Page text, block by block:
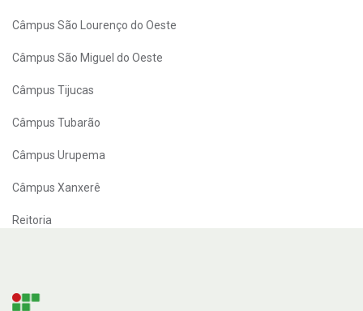
Câmpus São Lourenço do Oeste
Câmpus São Miguel do Oeste
Câmpus Tijucas
Câmpus Tubarão
Câmpus Urupema
Câmpus Xanxerê
Reitoria